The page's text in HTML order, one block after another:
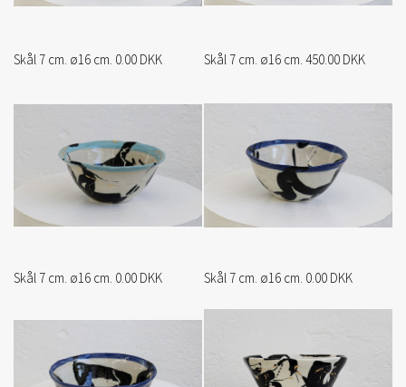
Skål 7 cm. ø16 cm. 0.00 DKK Skål 7 cm. ø16 cm. 450.00 DKK
Skål 7 cm. ø16 cm. 0.00 DKK Skål 7 cm. ø16 cm. 0.00 DKK